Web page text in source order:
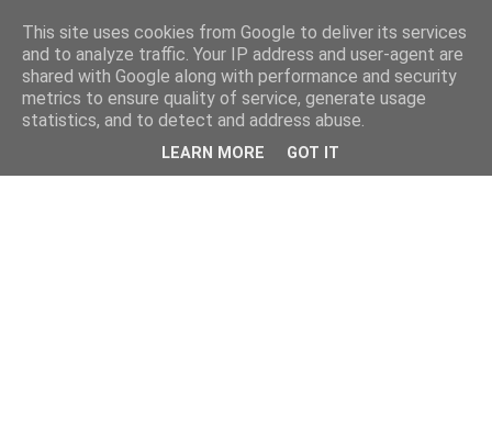
This site uses cookies from Google to deliver its services
and to analyze traffic. Your IP address and user-agent are
shared with Google along with performance and security
metrics to ensure quality of service, generate usage
statistics, and to detect and address abuse.
LEARN MORE GOT IT